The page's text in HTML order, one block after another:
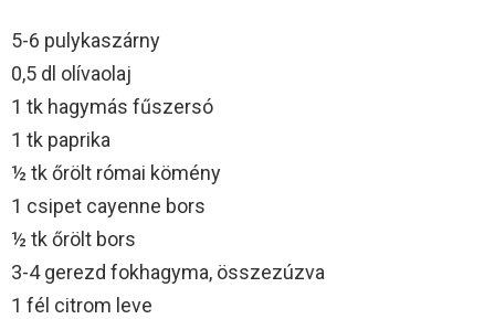
5-6 pulykaszárny
0,5 dl olívaolaj
1 tk hagymás fűszersó
1 tk paprika
½ tk őrölt római kömény
1 csipet cayenne bors
½ tk őrölt bors
3-4 gerezd fokhagyma, összezúzva
1 fél citrom leve